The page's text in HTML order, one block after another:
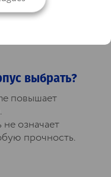
выбрать?
повышает
означает
прочность.